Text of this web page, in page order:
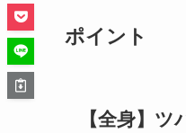
ポイント
【全身】